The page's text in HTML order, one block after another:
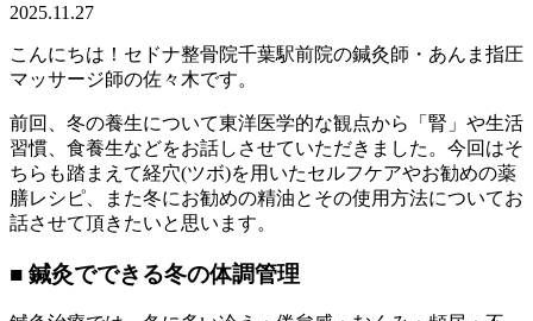
2025.11.27
こんにちは！セドナ整骨院千葉駅前院の鍼灸師・あんま指圧
マッサージ師の佐々木です。
前回、冬の養生について東洋医学的な観点から「腎」や生活
習慣、食養生などをお話しさせていただきました。今回はそ
ちらも踏まえて経穴(ツボ)を用いたセルフケアやお勧めの薬
膳レシピ、また冬にお勧めの精油とその使用方法についてお
話させて頂きたいと思います。
■ 鍼灸でできる冬の体調管理